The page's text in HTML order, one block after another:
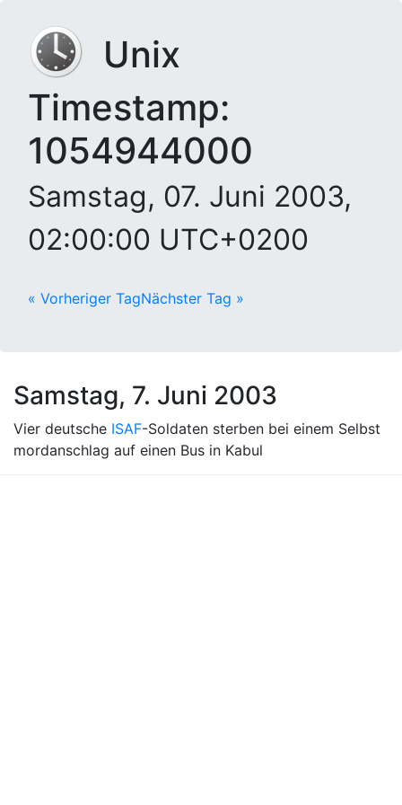
Unix
Timestamp:
1054944000
Samstag, 07. Juni 2003,
02:00:00 UTC+0200
« Vorheriger TagNächster Tag »
Samstag, 7. Juni 2003
Vier deutsche ISAF-Soldaten sterben bei einem Selbst
mordanschlag auf einen Bus in Kabul